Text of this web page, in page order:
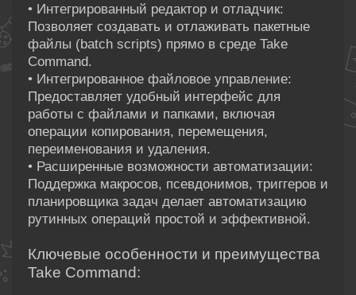
• Интегрированный редактор и отладчик:
Позволяет создавать и отлаживать пакетные
файлы (batch scripts) прямо в среде Take
Command.
• Интегрированное файловое управление:
Предоставляет удобный интерфейс для
работы с файлами и папками, включая
операции копирования, перемещения,
переименования и удаления.
• Расширенные возможности автоматизации:
Поддержка макросов, псевдонимов, триггеров и
планировщика задач делает автоматизацию
рутинных операций простой и эффективной.
Ключевые особенности и преимущества
Take Command: